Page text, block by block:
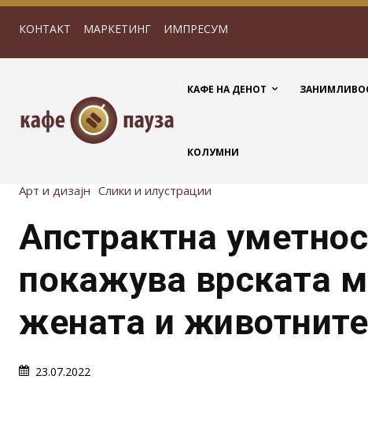
КОНТАКТ МАРКЕТИНГ ИМПРЕСУМ
КАФЕ НА ДЕНОТ
КОЛУМНИ
Арт и дизајн Слики и илустрации
Апстрактна
покажува врската
жената и животните
23.07.2022